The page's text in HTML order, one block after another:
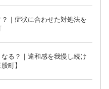
｜症状に合わせた対処法を
る？｜違和感を我慢し続け
町】